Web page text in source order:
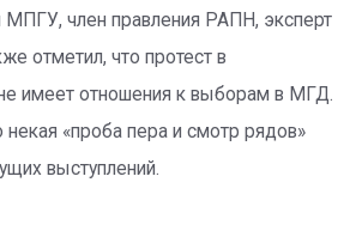
МПГУ, член правления РАПН, эксперт
отметил, что протест в
имеет отношения к выборам в МГД.
некая «проба пера и смотр рядов»
выступлений.